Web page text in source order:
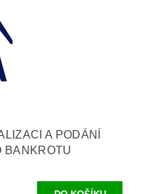
A PODÁNÍ
BANKROTU